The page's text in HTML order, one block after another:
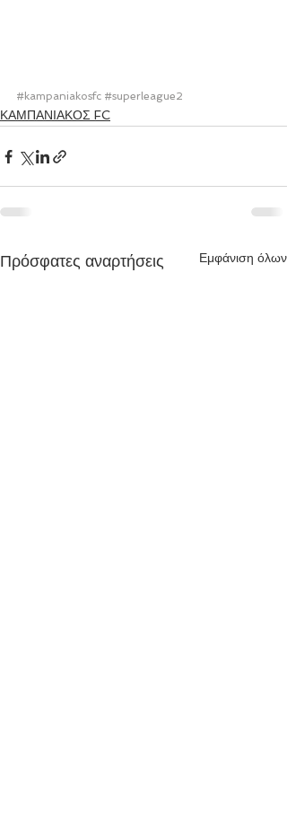
#kampaniakosfc #superleague2
ΚΑΜΠΑΝΙΑΚΟΣ FC
Πρόσφατες αναρτήσεις Εμφάνιση όλων